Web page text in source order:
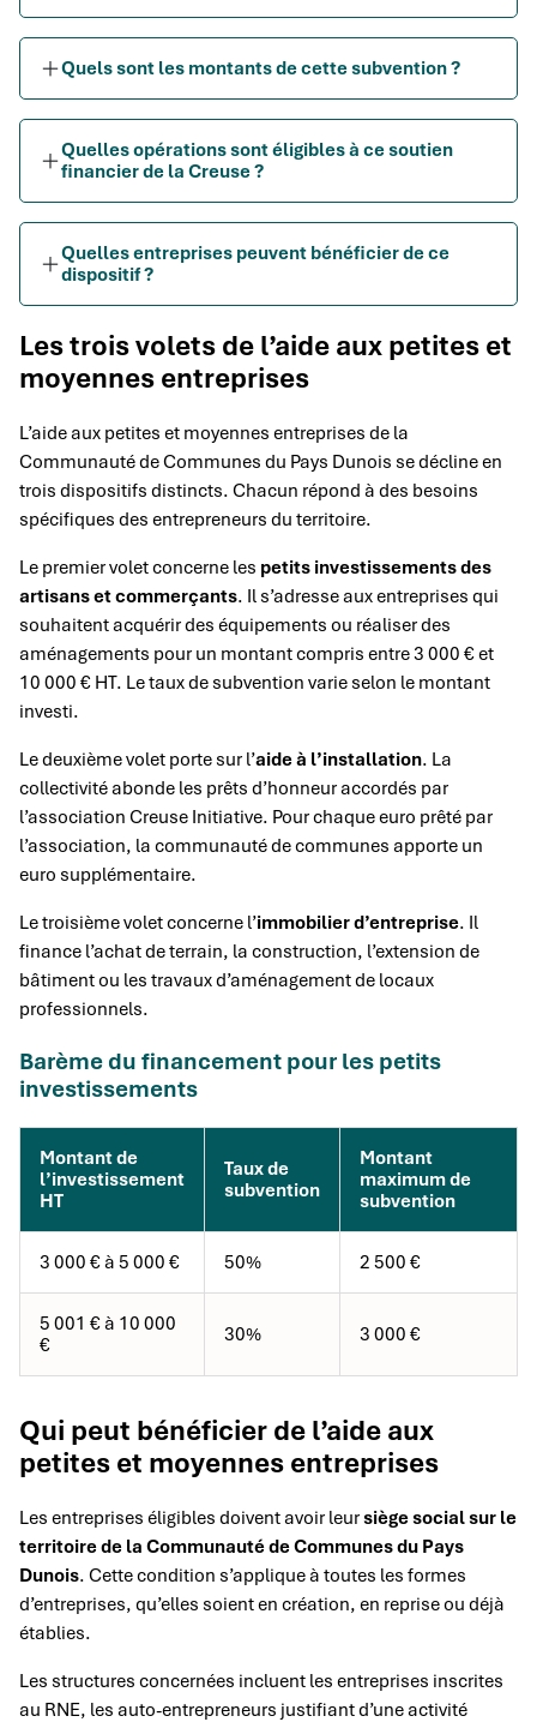
Quels sont les montants de cette subvention ?
Quelles opérations sont éligibles à ce soutien
financier de la Creuse ?
Quelles entreprises peuvent bénéficier de ce
dispositif ?
Les trois volets de l’aide aux petites et
moyennes entreprises
L’aide aux petites et moyennes entreprises de la
Communauté de Communes du Pays Dunois se décline en
trois dispositifs distincts. Chacun répond à des besoins
spécifiques des entrepreneurs du territoire.
Le premier volet concerne les petits investissements des
artisans et commerçants. Il s’adresse aux entreprises qui
souhaitent acquérir des équipements ou réaliser des
aménagements pour un montant compris entre 3 000 € et
10 000 € HT. Le taux de subvention varie selon le montant
investi.
Le deuxième volet porte sur l’aide à l’installation. La
collectivité abonde les prêts d’honneur accordés par
l’association Creuse Initiative. Pour chaque euro prêté par
l’association, la communauté de communes apporte un
euro supplémentaire.
Le troisième volet concerne l’immobilier d’entreprise. Il
finance l’achat de terrain, la construction, l’extension de
bâtiment ou les travaux d’aménagement de locaux
professionnels.
Barème du financement pour les petits
investissements
Montant de
l’investissement
HT
Taux de
subvention
Montant
maximum de
subvention
3 000 € à 5 000 € 50% 2 500 €
5 001 € à 10 000
€
30% 3 000 €
Qui peut bénéficier de l’aide aux
petites et moyennes entreprises
Les entreprises éligibles doivent avoir leursiège social sur le
territoire de la Communauté de Communes du Pays
Dunois. Cette condition s’applique à toutes les formes
d’entreprises, qu’elles soient en création, en reprise ou déjà
établies.
Les structures concernées incluent les entreprises inscrites
au RNE, les auto-entrepreneurs justifiant d’une activité